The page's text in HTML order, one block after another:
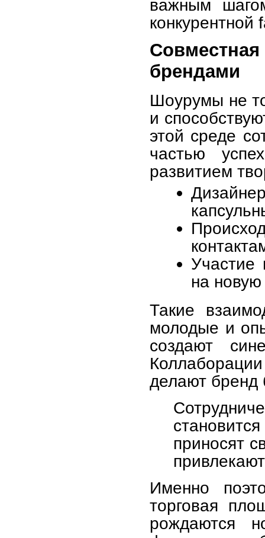
важным
конкурентной
брендами
Шоурумы не
и
этой среде
частью
развитием
Участие
на
Такие
молодые и
создают
делают бренд
приносят
Именно
торговая
рождаются